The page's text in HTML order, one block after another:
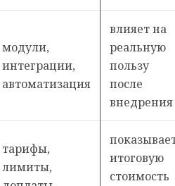
модули,
интеграции,
автоматизация
влияет на
реальную
пользу
после
внедрения
тарифы,
лимиты,
итоговую
стоимость